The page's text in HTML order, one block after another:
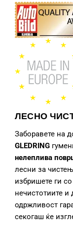
ЛЕСНО
Заборавете на
GLEDRING
нелеплива
лесни за
избришете ги
нечистотиите
одржливост
секогаш ќе